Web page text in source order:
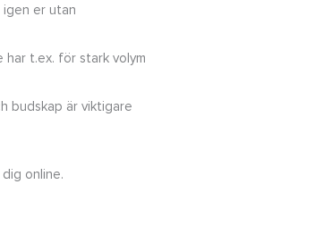
er utan
t.ex. för stark volym
budskap är viktigare
online.